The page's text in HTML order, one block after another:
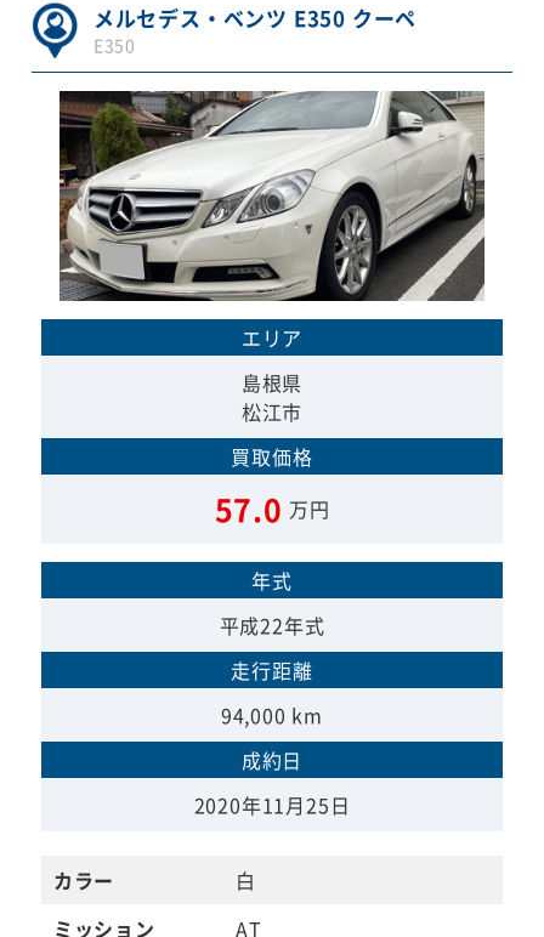
メルセデス・ベンツ E350 クーペ
E350
エリア
島根県
松江市
買取価格
57.0 万円
年式
平成22年式
走行距離
94,000 km
成約日
2020年11月25日
カラー
白
ミッション
AT